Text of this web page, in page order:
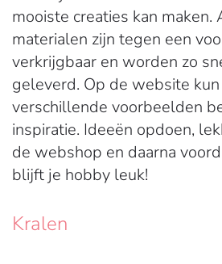
mooiste creaties kan maken.
materialen zijn tegen een
verkrijgbaar en worden zo
geleverd. Op de website
verschillende voorbeelden
inspiratie. Ideeën opdoen,
de webshop en daarna
blijft je hobby leuk!
Kralen